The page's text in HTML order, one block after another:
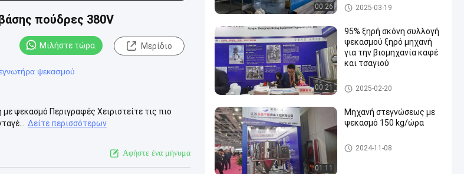
πούδρες 380V
Μιλήστε τώρα. Μερίδιο
ψεκασμού
ψεκασμό Περιγραφές Χειριστείτε τις πιο
Δείτε περισσότερων
Αφήστε ένα μήνυμα
00:26
Αποξηραντική μηχανή ψεκασ
μού
2025-03-19
00:21
95% ξηρή σκόνη συλλογή
ψεκασμού ξηρό μηχανή
για την βιομηχανία καφέ
και τσαγιού
Αποξηραντική μηχανή ψεκασ
μού
2025-02-20
01:11
Μηχανή στεγνώσεως με
ψεκασμό 150 kg/ώρα
Αποξηραντική μηχανή ψεκασ
μού
2024-11-08